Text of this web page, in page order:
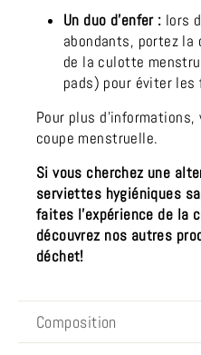
Un duo d'enfer : lors
abondants, portez la
de la culotte
pads) pour éviter
Pour plus d'informations,
coupe menstruelle.
Si vous cherchez une
serviettes hygiéniques
faites l’expérience de la
découvrez nos autres
déchet!
Composition